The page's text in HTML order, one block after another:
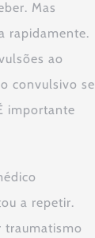
Mas
rapidamente.
ao
convulsivo se
importante
a repetir.
traumatismo